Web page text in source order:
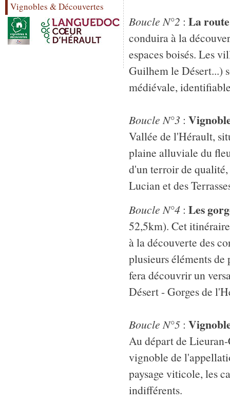
Vignobles & Découvertes
Boucle N°2 : La
conduira à la
espaces boisés. Les
Guilhem le Désert...)
médiévale,
Boucle N°3 :
Vallée de l'Hérault,
plaine alluviale du
d'un terroir de
Lucian et des
Boucle N°4 : Les
52,5km). Cet
à la découverte des
plusieurs éléments
fera découvrir un
Désert - Gorges de
Boucle N°5 :
Au départ de
vignoble de
paysage viticole, les
indifférents.